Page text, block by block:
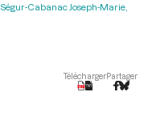
Ségur-Cabanac Joseph-Marie,
TéléchargerPartager